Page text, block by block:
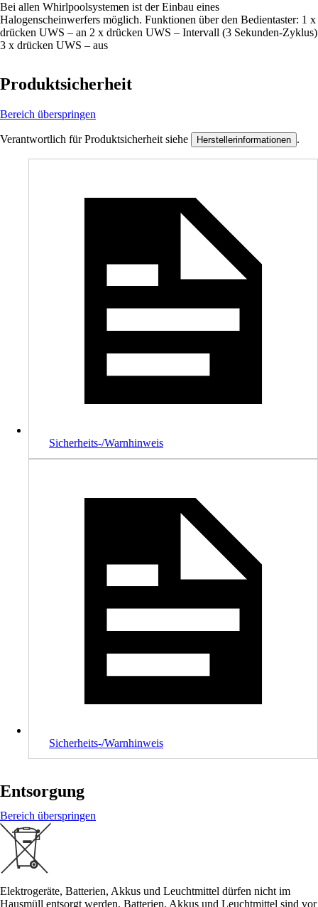
Bei allen Whirlpoolsystemen ist der Einbau eines
Halogenscheinwerfers möglich. Funktionen über den Bedientaster: 1 x
drücken UWS – an 2 x drücken UWS – Intervall (3 Sekunden-Zyklus)
3 x drücken UWS – aus
Produktsicherheit
Bereich überspringen
Verantwortlich für Produktsicherheit siehe Herstellerinformationen .
Sicherheits-/Warnhinweis
Sicherheits-/Warnhinweis
Entsorgung
Bereich überspringen
Elektrogeräte, Batterien, Akkus und Leuchtmittel dürfen nicht im
Hausmüll entsorgt werden. Batterien, Akkus und Leuchtmittel sind vor